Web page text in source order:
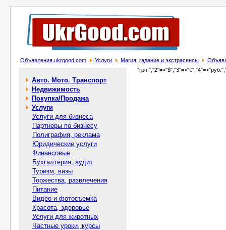
Объявления ukrgood.com Услуги Магия, гадание и экстрасенсы
Авто. Мото. Транспорт
Недвижимость
Покупка/Продажа
Услуги
Услуги для бизнеса
Партнеры по бизнесу
Полиграфия, реклама
Юридические услуги
Финансовые
Бухгалтерия, аудит
Туризм, визы
Торжества, развлечения
Питание
Видео и фотосъемка
Красота, здоровье
Услуги для животных
Частные уроки, курсы